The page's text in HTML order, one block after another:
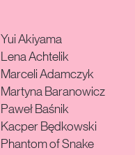
Yui Akiyama
Lena Achtelik
Marceli Adamczyk
Martyna Baranowicz
Paweł Baśnik
Kacper Będkowski
Phantom of Snake